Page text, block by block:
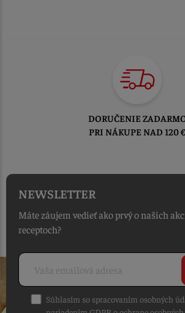
TOVAR ODOSIELAME
DO 1-2 PRACOVNÝCH DNÍ
NEWSLETTER
Máte záujem vedieť ako prvý o našich
receptoch?
Súhlasím so spracovaním osobných